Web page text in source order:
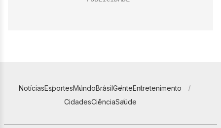
NotíciasEsportesMundoBrasilGenteEntretenimento
CidadesCiênciaSaúde